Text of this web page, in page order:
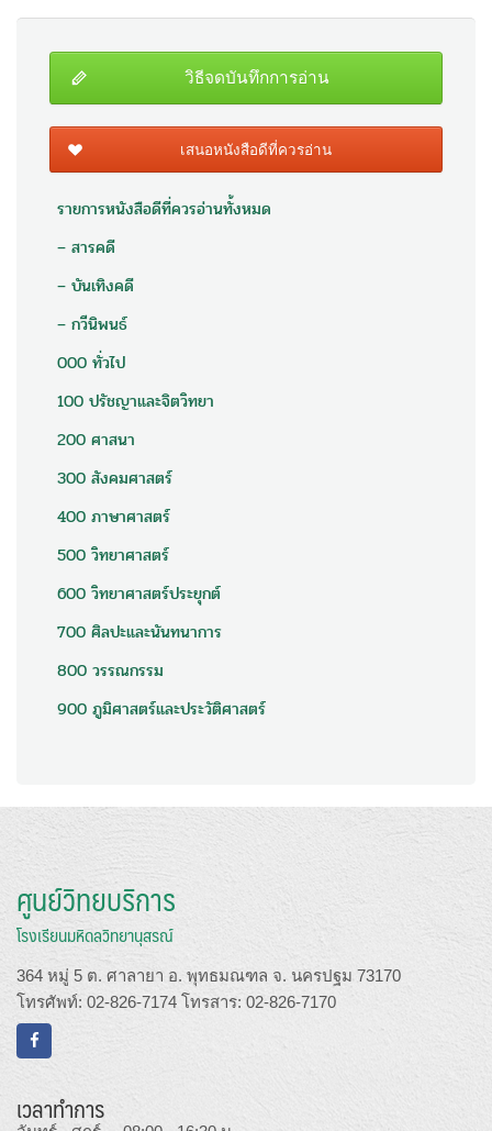
วิธีจดบันทึกการอ่าน
เสนอหนังสือดีที่ควรอ่าน
รายการหนังสือดีที่ควรอ่านทั้งหมด
– สารคดี
– บันเทิงคดี
– กวีนิพนธ์
000 ทั่วไป
100 ปรัชญาและจิตวิทยา
200 ศาสนา
300 สังคมศาสตร์
400 ภาษาศาสตร์
500 วิทยาศาสตร์
600 วิทยาศาสตร์ประยุกต์
700 ศิลปะและนันทนาการ
800 วรรณกรรม
900 ภูมิศาสตร์และประวัติศาสตร์
ศูนย์วิทยบริการ
โรงเรียนมหิดลวิทยานุสรณ์
364 หมู่ 5 ต. ศาลายา อ. พุทธมณฑล จ. นครปฐม 73170
โทรศัพท์: 02-826-7174 โทรสาร: 02-826-7170
เวลาทำการ